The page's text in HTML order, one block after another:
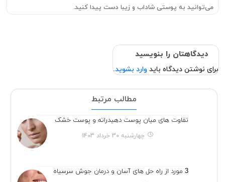
می‌توانید به پوستی شاداب و زیبا دست پیدا کنید.
دیدگاهتان را بنویسید
برای نوشتن دیدگاه باید وارد بشوید.
مطالب مرتبط
تفاوت های میان پوست دهیدراته و پوست خشک
چهارشنبه 30 خرداد 1403
3 مورد از راه حل های آسان و درمان جوش سرسیاه